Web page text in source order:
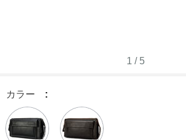
1 / 5
カラー :